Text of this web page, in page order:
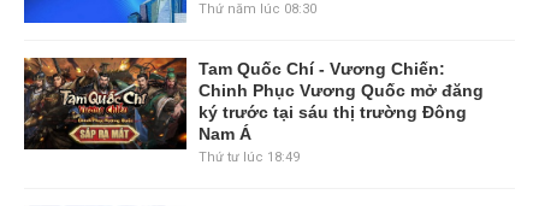
Thứ năm lúc 08:30
Tam Quốc Chí - Vương Chiến:
Chinh Phục Vương Quốc mở đăng
ký trước tại sáu thị trường Đông
Nam Á
Thứ tư lúc 18:49